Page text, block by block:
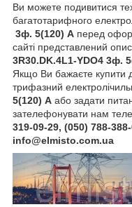
Ви можете подивитися
багатотарифного
3ф. 5(120) А перед
сайті представлений
3R30.DK.4L1-YDO4 3ф.
Якщо Ви бажаєте купити
трифазний
5(120) А або задати
зателефонувати нам
319-09-29, (050) 788-
info@elmisto.com.ua